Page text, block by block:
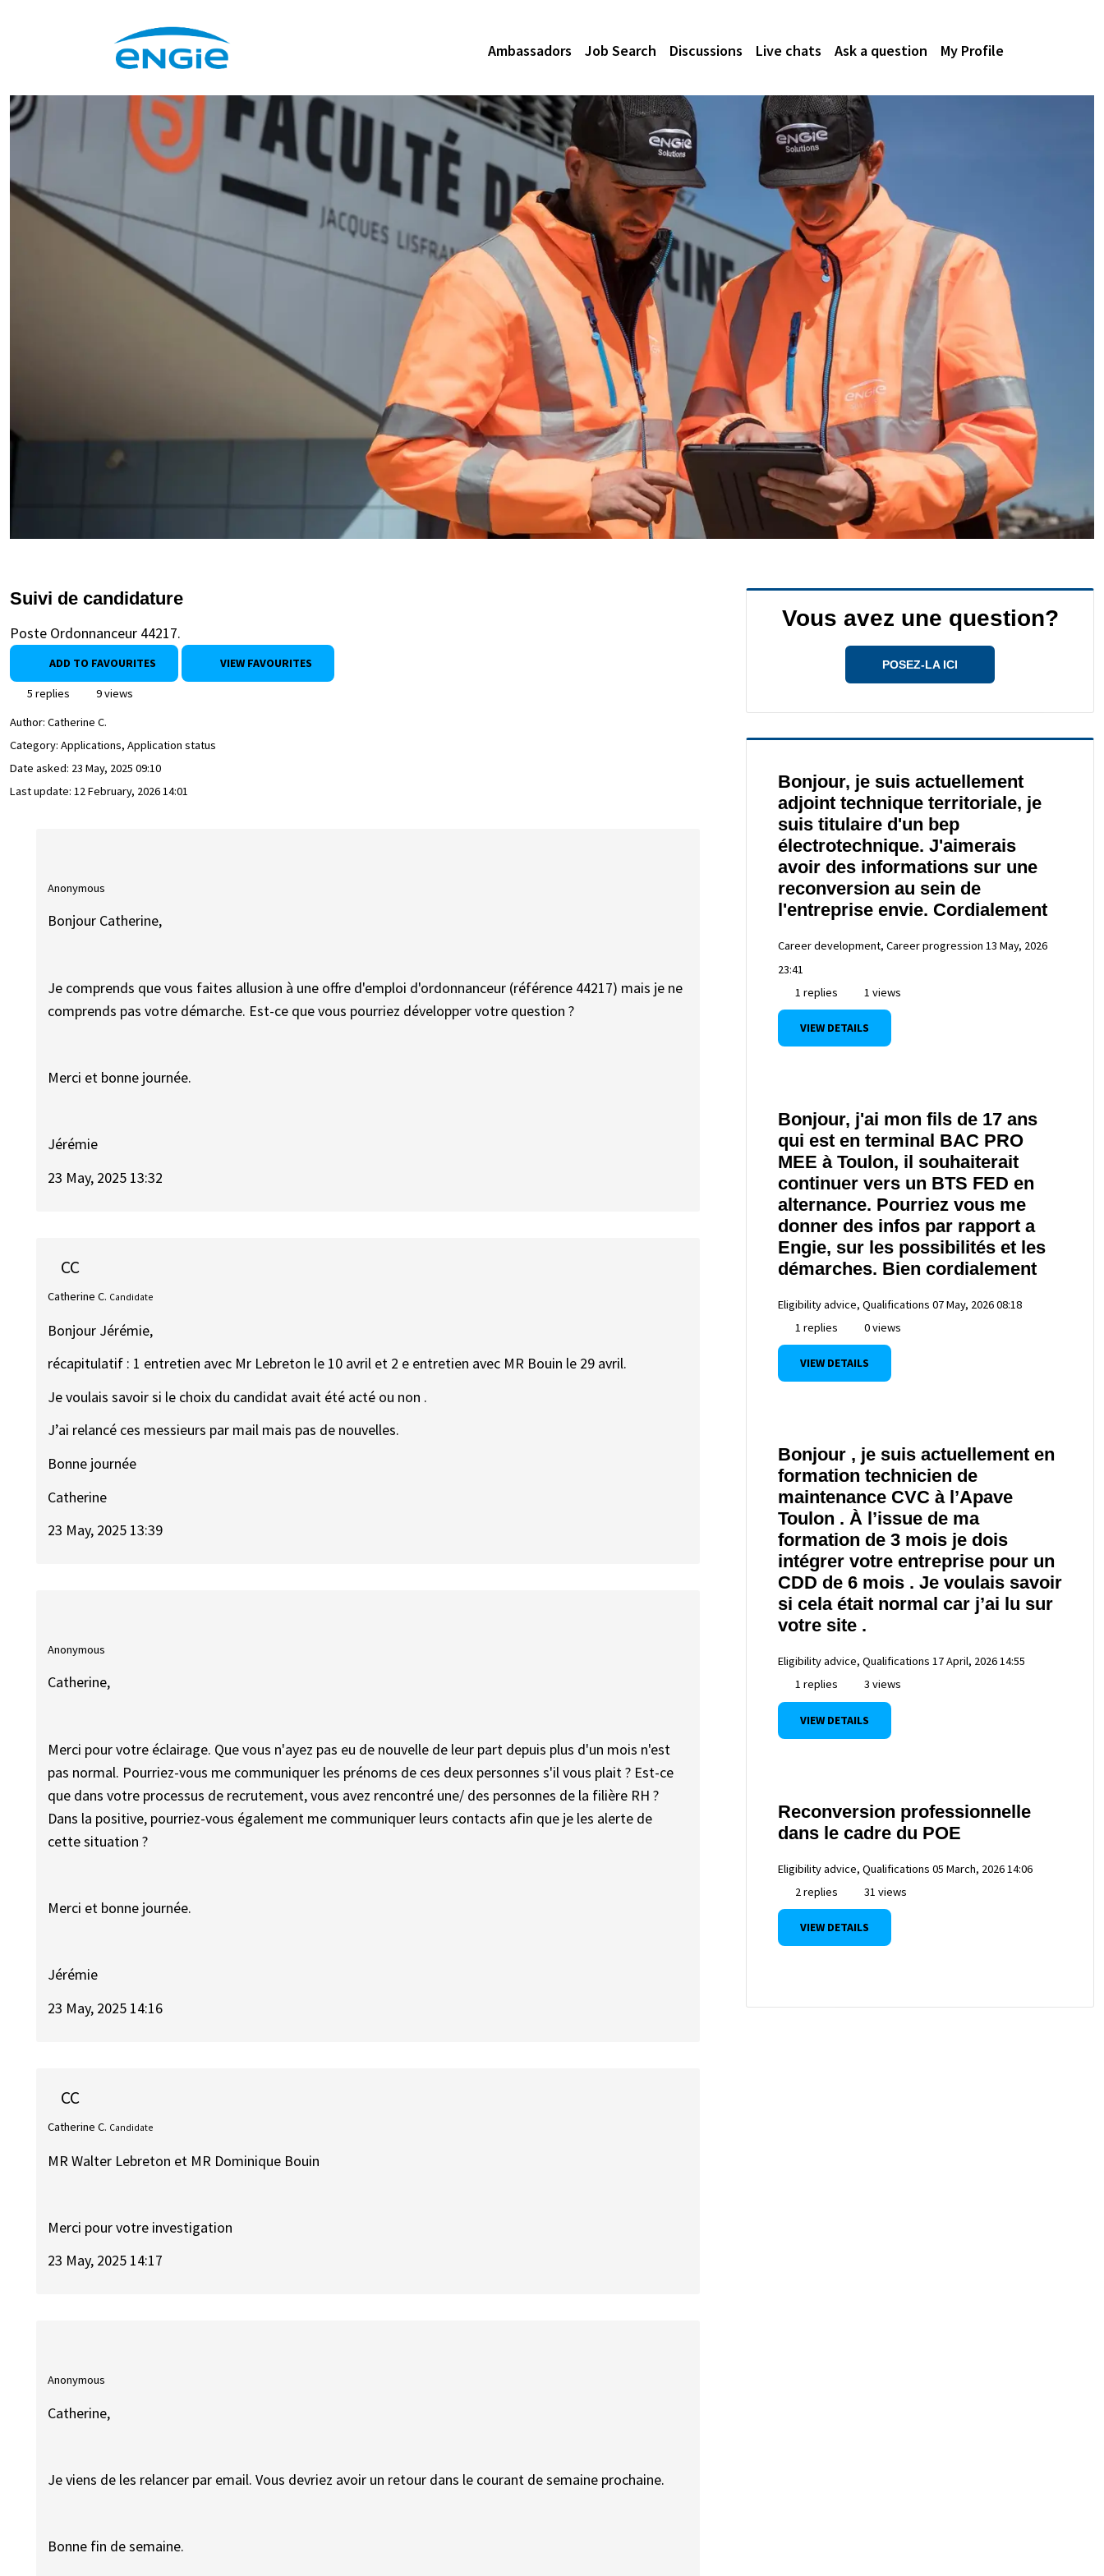
Ambassadors Job Search Discussions Live chats Ask a question My Profile
Suivi de candidature
Poste Ordonnanceur 44217.
ADD TO FAVOURITES VIEW FAVOURITES
5 replies
9 views
Author: Catherine C.
Category: Applications, Application status
Date asked: 23 May, 2025 09:10
Last update: 12 February, 2026 14:01
Anonymous
Bonjour Catherine,
Je comprends que vous faites allusion à une offre d'emploi d'ordonnanceur (référence 44217) mais je ne
comprends pas votre démarche. Est-ce que vous pourriez développer votre question ?
Merci et bonne journée.
Jérémie
23 May, 2025 13:32
CC
Catherine C. Candidate
Bonjour Jérémie,
récapitulatif : 1 entretien avec Mr Lebreton le 10 avril et 2 e entretien avec MR Bouin le 29 avril.
Je voulais savoir si le choix du candidat avait été acté ou non .
J’ai relancé ces messieurs par mail mais pas de nouvelles.
Bonne journée
Catherine
23 May, 2025 13:39
Anonymous
Catherine,
Merci pour votre éclairage. Que vous n'ayez pas eu de nouvelle de leur part depuis plus d'un mois n'est
pas normal. Pourriez-vous me communiquer les prénoms de ces deux personnes s'il vous plait ? Est-ce
que dans votre processus de recrutement, vous avez rencontré une/ des personnes de la filière RH ?
Dans la positive, pourriez-vous également me communiquer leurs contacts afin que je les alerte de
cette situation ?
Merci et bonne journée.
Jérémie
23 May, 2025 14:16
CC
Catherine C. Candidate
MR Walter Lebreton et MR Dominique Bouin
Merci pour votre investigation
23 May, 2025 14:17
Anonymous
Catherine,
Je viens de les relancer par email. Vous devriez avoir un retour dans le courant de semaine prochaine.
Bonne fin de semaine.
Vous avez une question?
POSEZ-LA ICI
Bonjour, je suis actuellement
adjoint technique territoriale, je
suis titulaire d'un bep
électrotechnique. J'aimerais
avoir des informations sur une
reconversion au sein de
l'entreprise envie. Cordialement
Career development, Career progression 13 May, 2026
23:41
1 replies
1 views
VIEW DETAILS
Bonjour, j'ai mon fils de 17 ans
qui est en terminal BAC PRO
MEE à Toulon, il souhaiterait
continuer vers un BTS FED en
alternance. Pourriez vous me
donner des infos par rapport a
Engie, sur les possibilités et les
démarches. Bien cordialement
Eligibility advice, Qualifications 07 May, 2026 08:18
1 replies
0 views
VIEW DETAILS
Bonjour , je suis actuellement en
formation technicien de
maintenance CVC à l’Apave
Toulon . À l’issue de ma
formation de 3 mois je dois
intégrer votre entreprise pour un
CDD de 6 mois . Je voulais savoir
si cela était normal car j’ai lu sur
votre site .
Eligibility advice, Qualifications 17 April, 2026 14:55
1 replies
3 views
VIEW DETAILS
Reconversion professionnelle
dans le cadre du POE
Eligibility advice, Qualifications 05 March, 2026 14:06
2 replies
31 views
VIEW DETAILS